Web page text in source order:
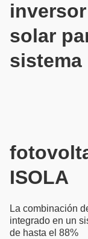
inversor
solar
sistema
ISOLA
La combinación
integrado en un
de hasta el 88%